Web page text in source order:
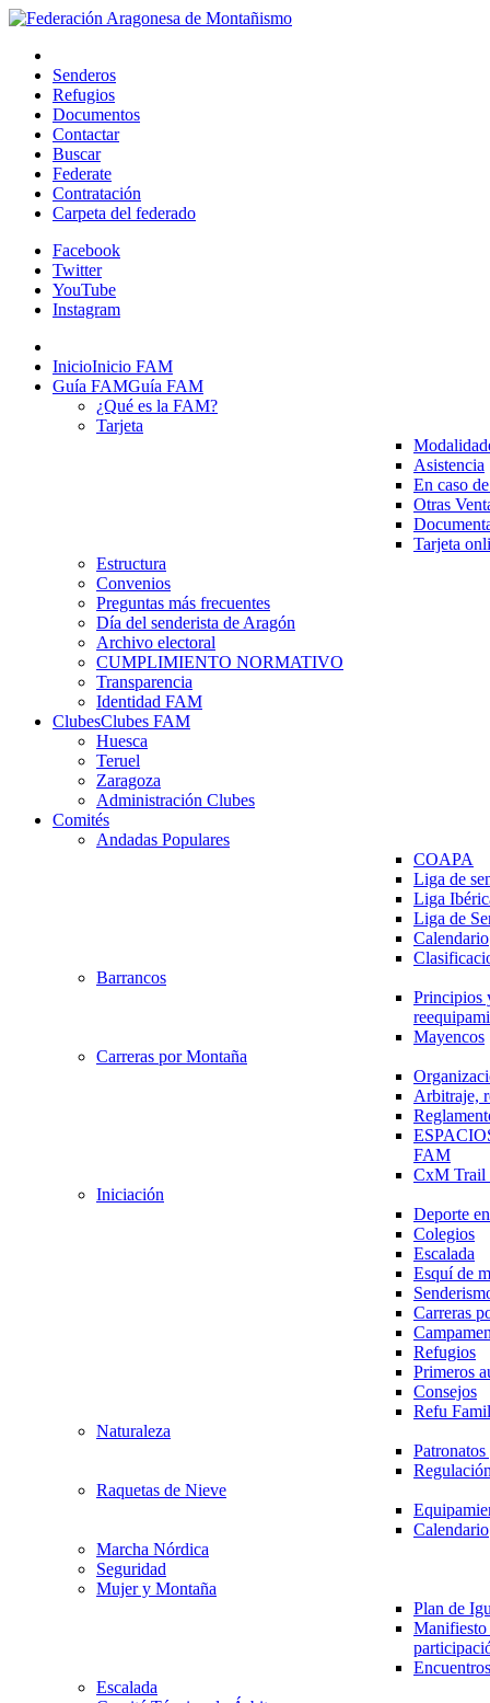
Senderos
Refugios
Documentos
Contactar
Buscar
Federate
Contratación
Carpeta del federado
Facebook
Twitter
YouTube
Instagram
InicioInicio FAM
Guía FAMGuía FAM
¿Qué es la FAM?
Tarjeta
Asistencia
En caso
Otras
Tarjeta
Estructura
Convenios
Preguntas más frecuentes
Día del senderista de Aragón
Archivo electoral
CUMPLIMIENTO NORMATIVO
Transparencia
Identidad FAM
ClubesClubes FAM
Huesca
Teruel
Zaragoza
Administración Clubes
Comités
Andadas Populares
COAPA
Liga de
Liga
Liga de
Calendario
Barrancos
Principios
Mayencos
Carreras por Montaña
Arbitraje,
FAM
CxM
Iniciación
Deporte
Colegios
Escalada
Esquí de
Carreras
Refugios
Primeros
Consejos
Refu
Naturaleza
Raquetas de Nieve
Calendario
Marcha Nórdica
Seguridad
Mujer y Montaña
Plan de
Escalada